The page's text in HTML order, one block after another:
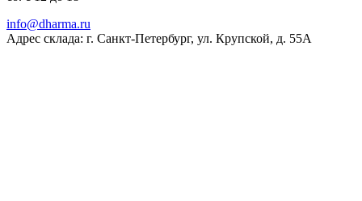
ur.amrahd@ofni
Адрес склада: г. Санкт-Петербург, ул. Крупской, д. 55А